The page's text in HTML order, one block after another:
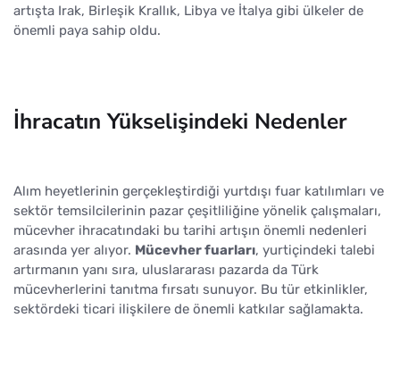
artışta Irak, Birleşik Krallık, Libya ve İtalya gibi ülkeler de
önemli paya sahip oldu.
İhracatın Yükselişindeki Nedenler
Alım heyetlerinin gerçekleştirdiği yurtdışı fuar katılımları ve
sektör temsilcilerinin pazar çeşitliliğine yönelik çalışmaları,
mücevher ihracatındaki bu tarihi artışın önemli nedenleri
arasında yer alıyor. Mücevher fuarları, yurtiçindeki talebi
artırmanın yanı sıra, uluslararası pazarda da Türk
mücevherlerini tanıtma fırsatı sunuyor. Bu tür etkinlikler,
sektördeki ticari ilişkilere de önemli katkılar sağlamakta.